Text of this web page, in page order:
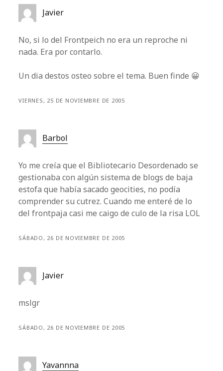
Javier
No, si lo del Frontpeich no era un reproche ni
nada. Era por contarlo.
Un dia destos osteo sobre el tema. Buen finde 😀
VIERNES, 25 DE NOVIEMBRE DE 2005
Barbol
Yo me creía que el Bibliotecario Desordenado se
gestionaba con algún sistema de blogs de baja
estofa que había sacado geocities, no podía
comprender su cutrez. Cuando me enteré de lo
del frontpaja casi me caigo de culo de la risa LOL
SÁBADO, 26 DE NOVIEMBRE DE 2005
Javier
mslgr
SÁBADO, 26 DE NOVIEMBRE DE 2005
Yavannna